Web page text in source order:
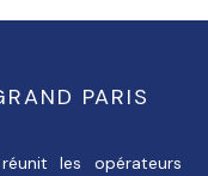
PARIS
les opérateurs